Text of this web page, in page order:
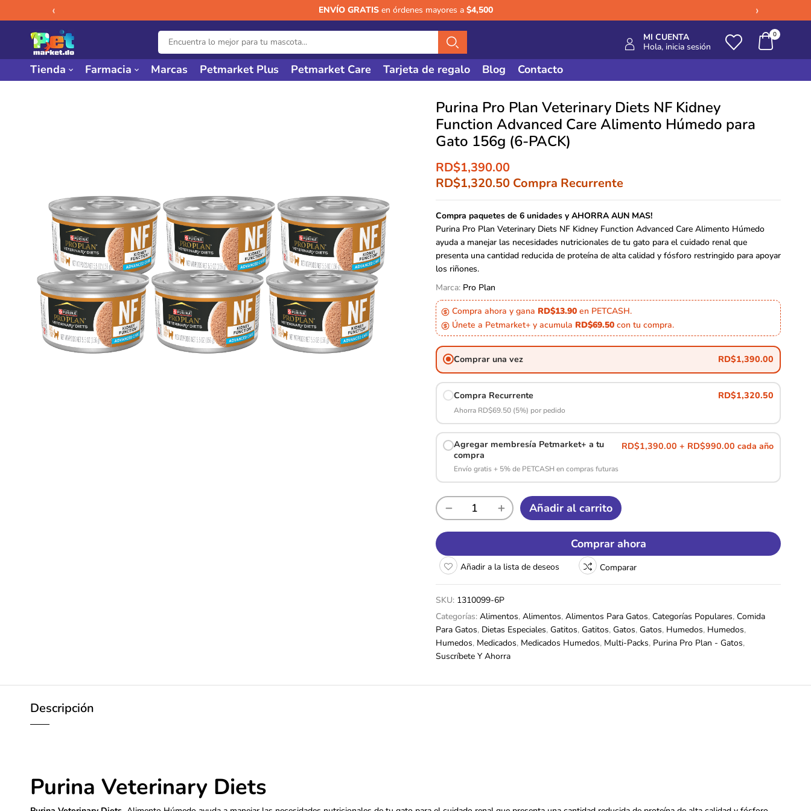
‹ ENVÍO GRATISen órdenes mayores a $4,500 ›
MI CUENTA
Hola, inicia sesión
0
Tienda Farmacia Marcas Petmarket Plus Petmarket Care Tarjeta de regalo Blog Contacto
Purina Pro Plan Veterinary Diets NF Kidney
Function Advanced Care Alimento Húmedo para
Gato 156g (6-PACK)
RD$1,390.00
RD$1,320.50 Compra Recurrente
Compra paquetes de 6 unidades y AHORRA AUN MAS!
Purina Pro Plan Veterinary Diets NF Kidney Function Advanced Care Alimento Húmedo
ayuda a manejar las necesidades nutricionales de tu gato para el cuidado renal que
presenta una cantidad reducida de proteína de alta calidad y fósforo restringido para apoyar
los riñones.
Marca: Pro Plan
Compra ahora y gana RD$13.90 en PETCASH.
Únete a Petmarket+ y acumula RD$69.50 con tu compra.
Comprar una vez RD$1,390.00
Compra Recurrente RD$1,320.50
Ahorra RD$69.50 (5%) por pedido
Agregar membresía Petmarket+ a tu
compra
Envío gratis + 5% de PETCASH en compras futuras
RD$1,390.00 + RD$990.00 cada año
Añadir al carrito
Comprar ahora
Añadir a la lista de deseos Comparar
SKU: 1310099-6P
Categorías: Alimentos, Alimentos, Alimentos Para Gatos, Categorías Populares, Comida
Para Gatos, Dietas Especiales, Gatitos, Gatitos, Gatos, Gatos, Humedos, Humedos,
Humedos, Medicados, Medicados Humedos, Multi-Packs, Purina Pro Plan - Gatos,
Suscríbete Y Ahorra
Descripción
Purina Veterinary Diets